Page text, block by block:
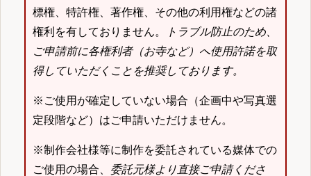
標権、特許権、著作権、その他の利用権などの諸
権利を有しておりません。
トラブル防止のため、
ご申請前に各権利者（お寺など）へ使用許諾を取
得していただくことを推奨しております。
※ご使用が確定していない場合（企画中や写真選
定段階など）はご申請いただけません。
※制作会社様等に制作を委託されている媒体での
ご使用の場合、 委託元様より直接ご申請くださ